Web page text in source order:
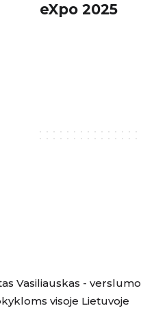
eXpo 2025
Vasiliauskas - verslumo
visoje Lietuvoje